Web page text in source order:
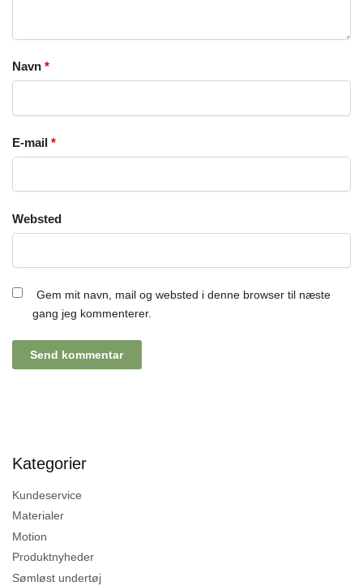
Navn *
E-mail *
Websted
Gem mit navn, mail og websted i denne browser til næste
gang jeg kommenterer.
Kategorier
Kundeservice
Materialer
Motion
Produktnyheder
Sømløst undertøj